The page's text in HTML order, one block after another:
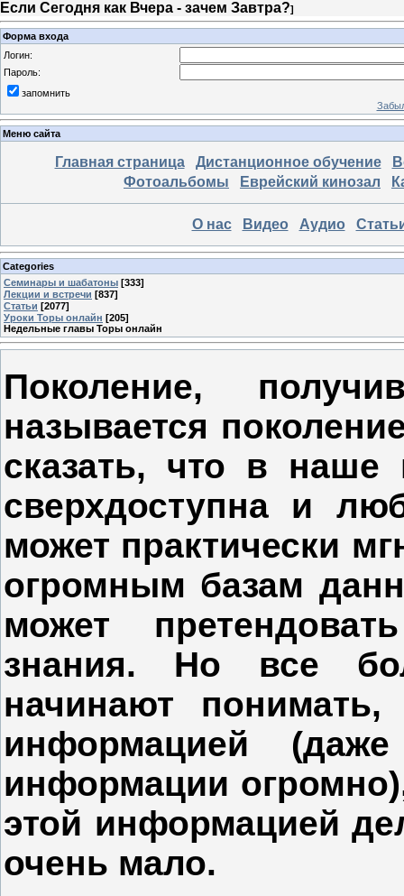
Если Сегодня как Вчера - зачем Завтра?]
Форма входа
Логин:
Пароль:
запомнить
Меню сайта
Главная страница Дистанционное обучение
Фотоальбомы
Еврейский кинозал
О нас Видео Аудио
Categories
Семинары и шабатоны [333]
Лекции и встречи [837]
Статьи [2077]
Уроки Торы онлайн [205]
Недельные главы Торы онлайн
Поколение,
называется
сказать, что в наше
сверхдоступна и
может практически
огромным базам
может
знания. Но все
начинают
информацией
информации
этой информацией
очень мало.